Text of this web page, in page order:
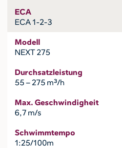
ECA
ECA 1-2-3
Modell
NEXT 275
Durchsatzleistung
55 – 275 m³/h
Max. Geschwindigheit
6,7 m/s
Schwimmtempo
1:25/100m